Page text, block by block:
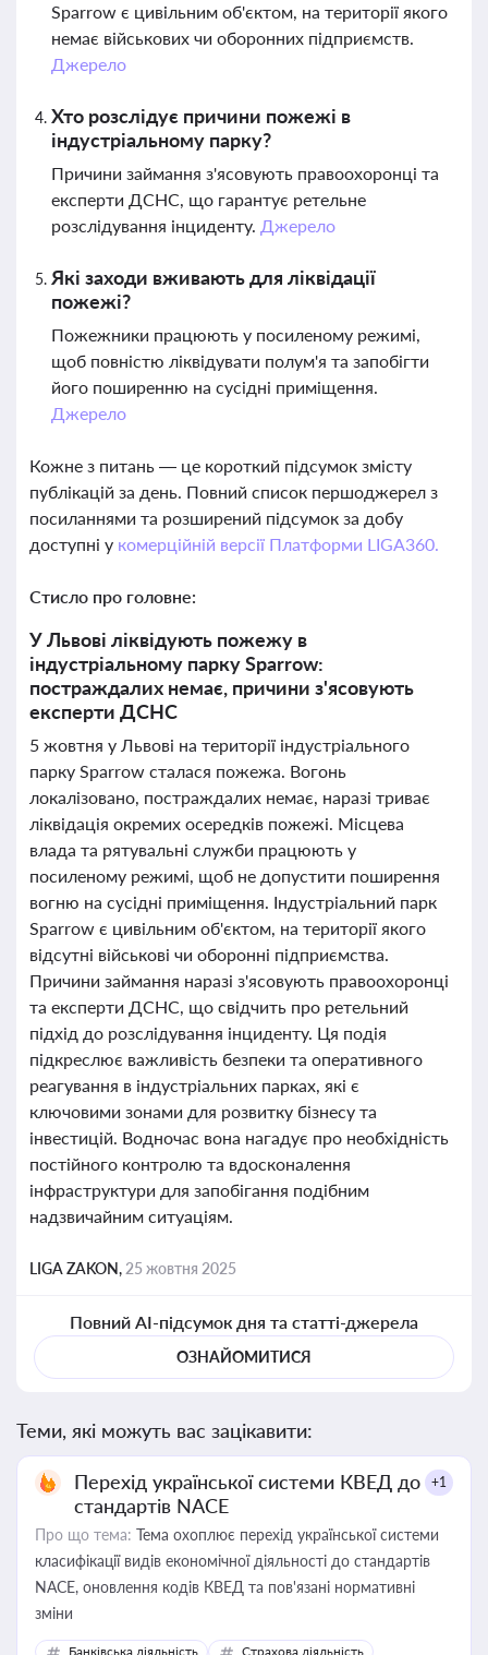
Sparrow є цивільним об'єктом, на території якого
немає військових чи оборонних підприємств.
Джерело
Хто розслідує причини пожежі в
індустріальному парку?
Причини займання з'ясовують правоохоронці та
експерти ДСНС, що гарантує ретельне
розслідування інциденту. Джерело
Які заходи вживають для ліквідації
пожежі?
Пожежники працюють у посиленому режимі,
щоб повністю ліквідувати полум'я та запобігти
його поширенню на сусідні приміщення.
Джерело
Кожне з питань — це короткий підсумок змісту
публікацій за день. Повний список першоджерел з
посиланнями та розширений підсумок за добу
доступні у комерційній версії Платформи LIGA360.
Стисло про головне:
У Львові ліквідують пожежу в
індустріальному парку Sparrow:
постраждалих немає, причини з'ясовують
експерти ДСНС
5 жовтня у Львові на території індустріального
парку Sparrow сталася пожежа. Вогонь
локалізовано, постраждалих немає, наразі триває
ліквідація окремих осередків пожежі. Місцева
влада та рятувальні служби працюють у
посиленому режимі, щоб не допустити поширення
вогню на сусідні приміщення. Індустріальний парк
Sparrow є цивільним об'єктом, на території якого
відсутні військові чи оборонні підприємства.
Причини займання наразі з'ясовують правоохоронці
та експерти ДСНС, що свідчить про ретельний
підхід до розслідування інциденту. Ця подія
підкреслює важливість безпеки та оперативного
реагування в індустріальних парках, які є
ключовими зонами для розвитку бізнесу та
інвестицій. Водночас вона нагадує про необхідність
постійного контролю та вдосконалення
інфраструктури для запобігання подібним
надзвичайним ситуаціям.
LIGA ZAKON, 25 жовтня 2025
Повний AI-підсумок дня та статті-джерела
ОЗНАЙОМИТИСЯ
Теми, які можуть вас зацікавити:
Перехід української системи КВЕД до
стандартів NACE
+1
Про що тема: Тема охоплює перехід української системи
класифікації видів економічної діяльності до стандартів
NACE, оновлення кодів КВЕД та пов'язані нормативні
зміни
Банківська діяльність Страхова діяльність